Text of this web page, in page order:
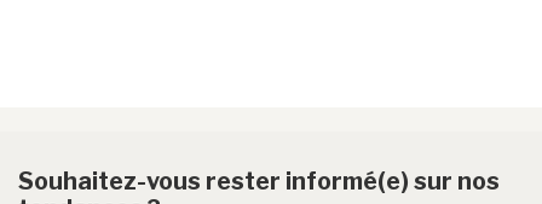
Souhaitez-vous rester informé(e) sur nos